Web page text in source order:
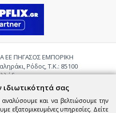
ΕΕ ΠΗΓΑΣΟΣ ΕΜΠΟΡΙΚΗ
Ρόδος, Τ.Κ.: 85100
σας
και να βελτιώσουμε την
εξατομικευμένες υπηρεσίες. Δείτε